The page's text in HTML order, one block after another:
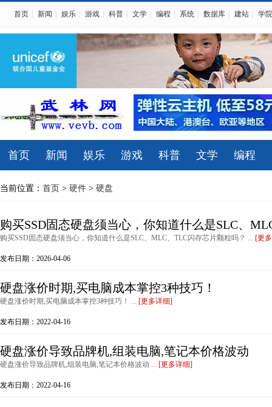
首页 新闻 娱乐 游戏 科普 文学 编程 系统 数据库 建站 学院
首页 新闻 娱乐 游戏 科普 文学 编程
当前位置： 首页 > 硬件 > 硬盘
购买SSD固态硬盘须当心，你知道什么是SLC、
购买SSD固态硬盘须当心，你知道什么是SLC、MLC、TLC闪存芯片颗粒吗？ ... [更
发布日期：2026-04-06
硬盘涨价时期,买电脑成本掌控3种技巧！
硬盘涨价时期,买电脑成本掌控3种技巧！ ... [更多详细]
发布日期：2022-04-16
硬盘涨价导致品牌机,组装电脑,笔记本价格波动
硬盘涨价导致品牌机,组装电脑,笔记本价格波动 ... [更多详细]
发布日期：2022-04-16